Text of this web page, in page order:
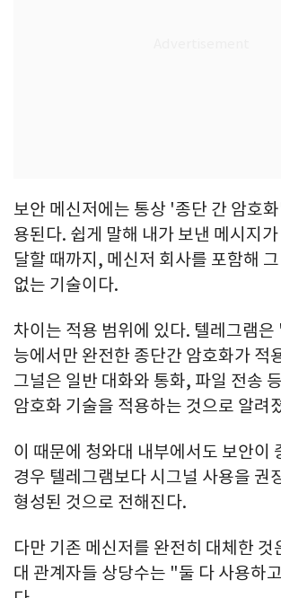
보안 메신저에는 통상 '종단 간 암호
용된다. 쉽게 말해 내가 보낸 메시지
달할 때까지, 메신저 회사를 포함해
없는 기술이다.
차이는 적용 범위에 있다. 텔레그램은
능에서만 완전한 종단간 암호화가 적
그널은 일반 대화와 통화, 파일 전송
암호화 기술을 적용하는 것으로 알려
이 때문에 청와대 내부에서도 보안이
경우 텔레그램보다 시그널 사용을 권
형성된 것으로 전해진다.
다만 기존 메신저를 완전히 대체한 것
대 관계자들 상당수는 "둘 다 사용하